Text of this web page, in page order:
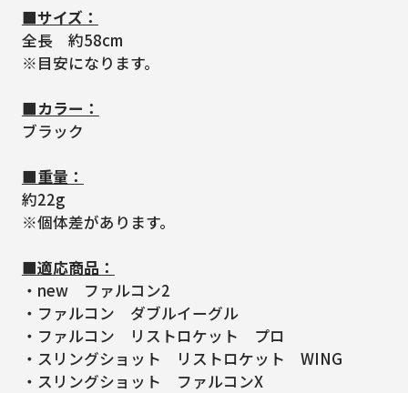
■サイズ：
全長 約58cm
※目安になります。
■カラー：
ブラック
■重量：
約22g
※個体差があります。
■適応商品：
・new ファルコン2
・ファルコン ダブルイーグル
・ファルコン リストロケット プロ
・スリングショット リストロケット WING
・スリングショット ファルコンX